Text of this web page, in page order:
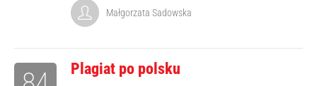
Małgorzata Sadowska
Plagiat po polsku